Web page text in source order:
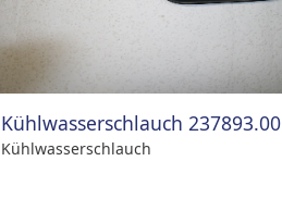
Kühlwasserschlauch 237893.00
Kühlwasserschlauch